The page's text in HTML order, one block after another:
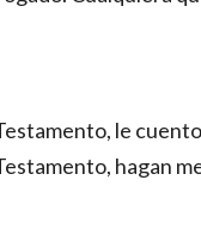
le
hagan